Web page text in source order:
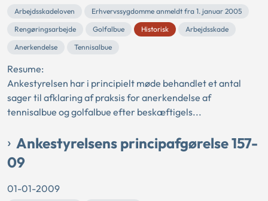
Arbejdsskadeloven
Erhvervssygdomme anmeldt fra 1. januar 2005
Rengøringsarbejde
Golfalbue Historisk
Arbejdsskade
Anerkendelse
Tennisalbue
Resume:
Ankestyrelsen har i principielt møde behandlet et antal
sager til afklaring af praksis for anerkendelse af
tennisalbue og golfalbue efter beskæftigels...
Ankestyrelsens principafgørelse 157-
09
01-01-2009